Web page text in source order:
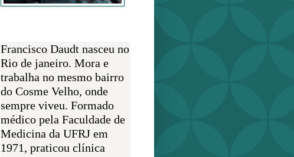
Francisco Daudt nasceu no
Rio de janeiro. Mora e
trabalha no mesmo bairro
do Cosme Velho, onde
sempre viveu. Formado
médico pela Faculdade de
Medicina da UFRJ em
1971, praticou clínica